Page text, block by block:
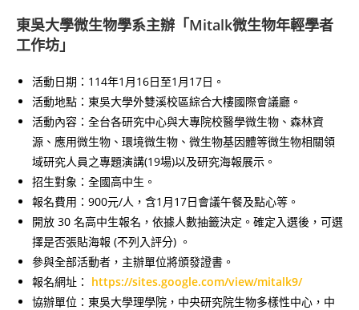
東吳大學微生物學系主辦「Mitalk微生物年輕學者
工作坊」
活動日期：114年1月16日至1月17日。
活動地點：東吳大學外雙溪校區綜合大樓國際會議廳。
活動內容：全台各研究中心與大專院校醫學微生物、森林資
源、應用微生物、環境微生物、微生物基因體等微生物相關領
域研究人員之專題演講(19場)以及研究海報展示。
招生對象：全國高中生。
報名費用：900元/人，含1月17日會議午餐及點心等。
開放 30 名高中生報名，依據人數抽籤決定。確定入選後，可選
擇是否張貼海報 (不列入評分) 。
參與全部活動者，主辦單位將頒發證書。
報名網址： https://sites.google.com/view/mitalk9/
協辦單位：東吳大學理學院，中央研究院生物多樣性中心，中